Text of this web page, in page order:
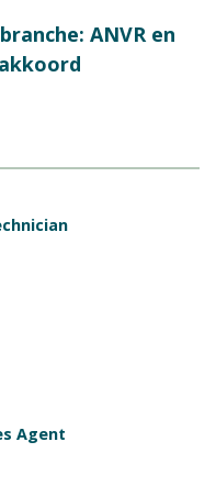
ANVR en
Agent